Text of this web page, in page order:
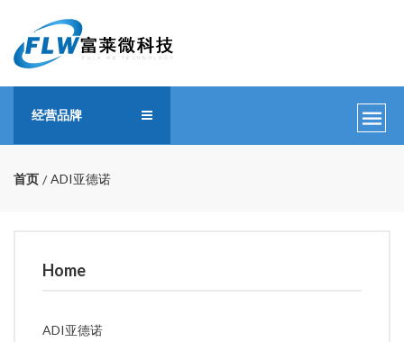
经营品牌
首页 ADI亚德诺
Home
ADI亚德诺